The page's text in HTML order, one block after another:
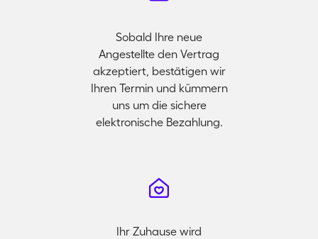
Sobald Ihre neue
Angestellte den Vertrag
akzeptiert, bestätigen wir
Ihren Termin und kümmern
uns um die sichere
elektronische Bezahlung.
Ihr Zuhause wird